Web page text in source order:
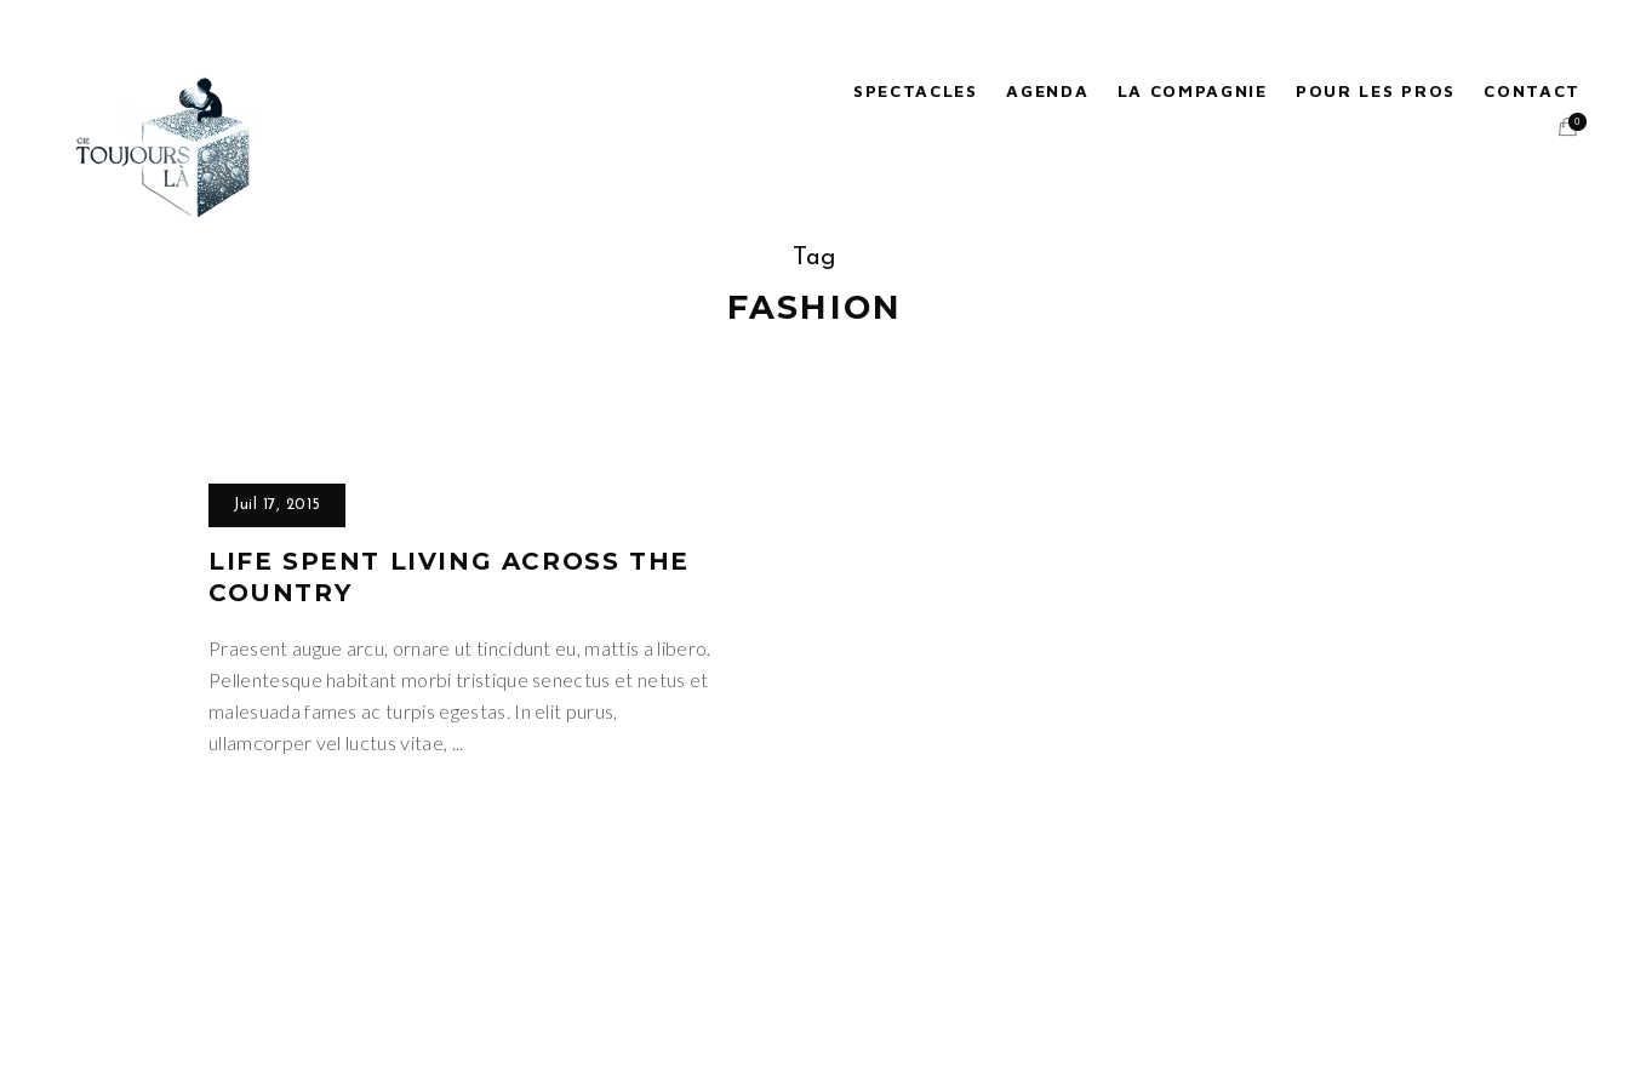
SPECTACLES AGENDA LA COMPAGNIE POUR LES PROS CONTACT
0
Tag
FASHION
Juil 17, 2015
LIFE SPENT LIVING ACROSS THE
COUNTRY
Praesent augue arcu, ornare ut tincidunt eu, mattis a libero.
Pellentesque habitant morbi tristique senectus et netus et
malesuada fames ac turpis egestas. In elit purus,
ullamcorper vel luctus vitae, ...